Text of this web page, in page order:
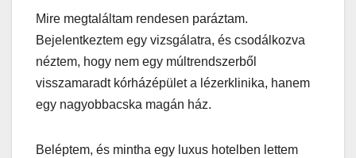
Mire megtaláltam rendesen paráztam.
Bejelentkeztem egy vizsgálatra, és csodálkozva
néztem, hogy nem egy múltrendszerből
visszamaradt kórházépület a lézerklinika, hanem
egy nagyobbacska magán ház.
Beléptem, és mintha egy luxus hotelben lettem